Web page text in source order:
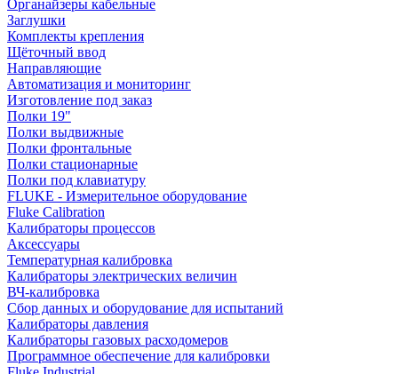
Органайзеры кабельные
Заглушки
Комплекты крепления
Щёточный ввод
Направляющие
Автоматизация и мониторинг
Изготовление под заказ
Полки 19"
Полки выдвижные
Полки фронтальные
Полки стационарные
Полки под клавиатуру
FLUKE - Измерительное оборудование
Fluke Calibration
Калибраторы процессов
Аксессуары
Температурная калибровка
Калибраторы электрических величин
ВЧ-калибровка
Сбор данных и оборудование для испытаний
Калибраторы давления
Калибраторы газовых расходомеров
Программное обеспечение для калибровки